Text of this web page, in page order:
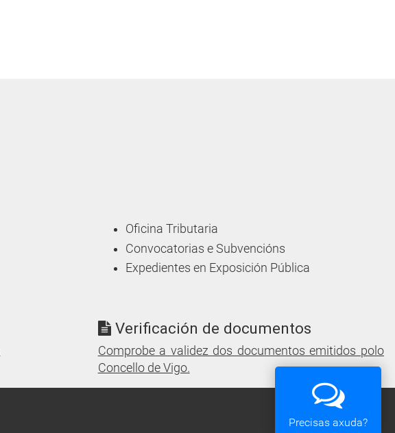
Oficina Tributaria
Convocatorias e Subvencións
Expedientes en Exposición Pública
Verificación de documentos
Comprobe a validez dos documentos emitidos polo
Concello de Vigo.
Precisas axuda?